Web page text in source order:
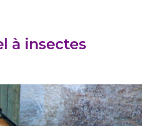
à insectes